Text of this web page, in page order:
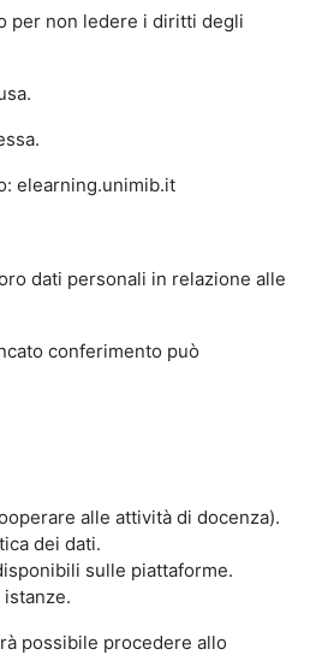
per non ledere i diritti degli
elearning.unimib.it
dati personali in relazione alle
conferimento può
alle attività di docenza).
dei dati.
sulle piattaforme.
possibile procedere allo